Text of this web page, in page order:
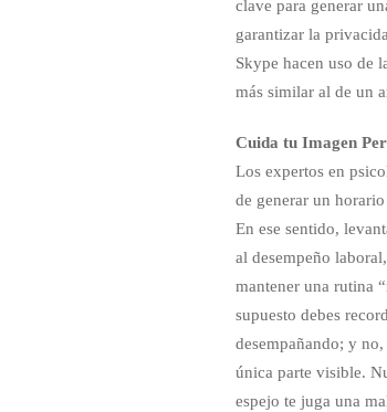
clave para generar
garantizar la
Skype hacen uso de
más similar al de un
Cuida tu Imagen
Los expertos en
de generar un
En ese sentido,
al desempeño
mantener una rutina
supuesto debes
desempañando; y
única parte visible.
espejo te juga una